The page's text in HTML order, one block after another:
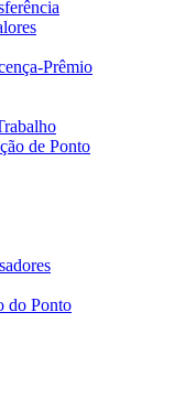
Prêmio
de Ponto
do Ponto